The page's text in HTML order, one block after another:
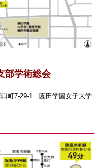
部学術総会
町7-29-1 園田学園女子大学